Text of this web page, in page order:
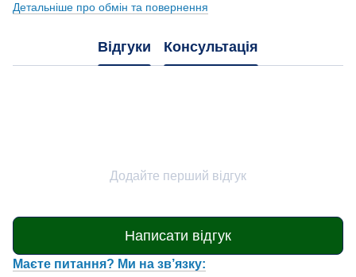
Детальніше про обмін та повернення
Відгуки Консультація
Додайте перший відгук
Написати відгук
Маєте питання? Ми на зв’язку: